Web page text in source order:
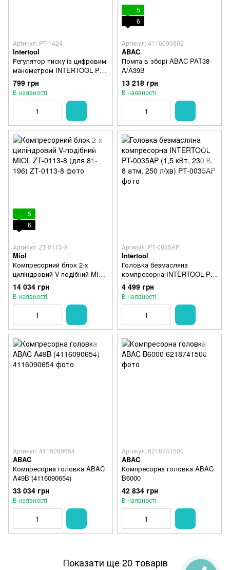
Артикул: PT-1424
Intertool
Регулятор тиску із цифровим
манометром INTERTOOL PT-
1424
799 грн
В наявності
5
6
Артикул: 4116090302
ABAC
Помпа в зборі ABAC PAT38-
A/A39B
13 218 грн
В наявності
5
6
Артикул: ZT-0113-8
Miol
Компресорний блок 2-х
циліндровий V-подібний MIOL
ZT-0113-8 (для 81-196)
14 034 грн
В наявності
Артикул: PT-0035AP
Intertool
Головка безмасляна
компресорна INTERTOOL PT-
0035AP (1,5 кВт, 230 В, 8 атм,
250 л/хв)
4 499 грн
В наявності
Артикул: 4116090654
ABAC
Компресорна головка ABAC
A49B (4116090654)
33 034 грн
В наявності
Артикул: 6218741500
ABAC
Компресорна головка ABAC
B6000
42 834 грн
В наявності
Показати ще 20 товарів